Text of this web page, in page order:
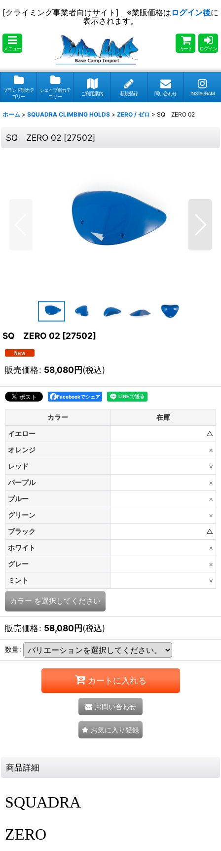
[クライミング事業者向けサイト] ※業販価格は ログイン後に
表示されます。
メニュー カート ログイン
ブランド別カテ
ゴリー
シェイプ別カテ
ゴリー
ご利用案内 新規登録 問い合わせ INSTAGRAM
ホーム > SQUADRA CLIMBING HOLDS > ZERO / ゼロ > SQ ZERO 02
SQ ZERO 02 [27502]
SQ ZERO 02 [27502]
販売価格: 58,080円(税込)
Facebookでシェア
カラー
在庫
イエロー
△
オレンジ
×
レッド
×
パープル
×
ブルー
×
グリーン
×
ブラック
△
ホワイト
×
グレー
×
ミント
×
カラー を選択してください
販売価格: 58,080円(税込)
数量:
カートに入れる
お問い合わせ
お気に入り登録
商品詳細
SQUADRA
ZERO